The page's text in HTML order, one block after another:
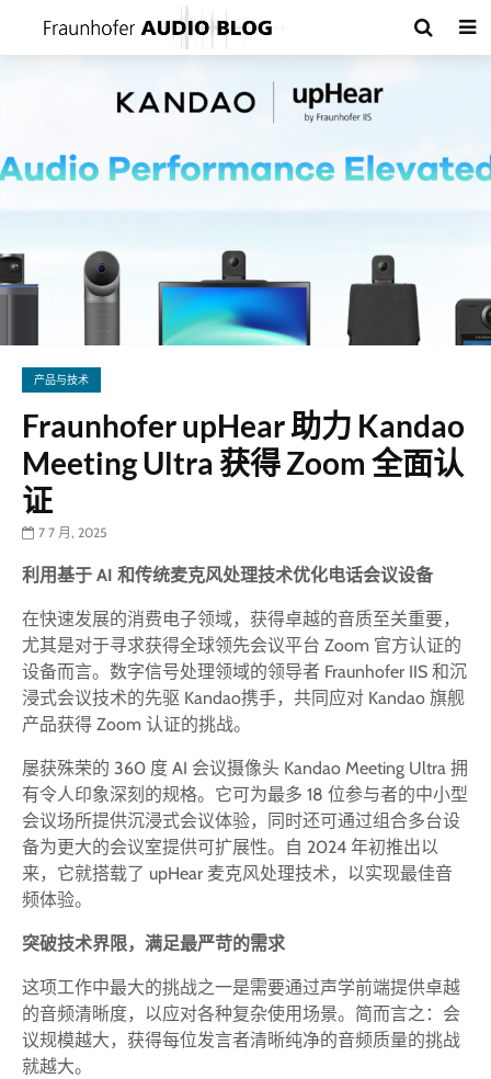
产品与技术
Fraunhofer upHear 助力 Kandao
Meeting Ultra 获得 Zoom 全面认
证
7 7 月, 2025
利用基于 AI 和传统麦克风处理技术优化电话会议设备
在快速发展的消费电子领域，获得卓越的音质至关重要，
尤其是对于寻求获得全球领先会议平台 Zoom 官方认证的
设备而言。数字信号处理领域的领导者 Fraunhofer IIS 和沉
浸式会议技术的先驱 Kandao携手，共同应对 Kandao 旗舰
产品获得 Zoom 认证的挑战。
屡获殊荣的 360 度 AI 会议摄像头 Kandao Meeting Ultra 拥
有令人印象深刻的规格。它可为最多 18 位参与者的中小型
会议场所提供沉浸式会议体验，同时还可通过组合多台设
备为更大的会议室提供可扩展性。自 2024 年初推出以
来，它就搭载了 upHear 麦克风处理技术，以实现最佳音
频体验。
突破技术界限，满足最严苛的需求
这项工作中最大的挑战之一是需要通过声学前端提供卓越
的音频清晰度，以应对各种复杂使用场景。简而言之：会
议规模越大，获得每位发言者清晰纯净的音频质量的挑战
就越大。